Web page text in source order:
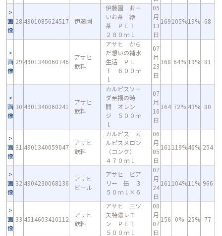
画
像
28 4901085624517 伊藤園
伊藤園 おー
いお茶 緑
茶 ＰＥＴ
２８０ｍｌ
05
月
13
日
169105%19% 68
画
像
29 4901340060746
アサヒ
飲料
アサヒ から
だ想いの補水
生活 ＰＥ
Ｔ ６００ｍ
ｌ
07
月
23
日
168 64% 19% 81
画
像
30 4901340060241
アサヒ
飲料
カルピスソー
ダ至福の時
間 オレン
ジ ５００ｍ
ｌ
07
月
16
日
164 72% 43% 80
画
像
31 4901340059047
アサヒ
飲料
カルピス カ
ルピスメロン
（コンク）
４７０ｍｌ
06
月
05
日
161 119%46% 254
画
像
32 4904230068136
アサヒ
ビール
アサヒ ビア
リー 缶 ３
５０ｍｌ×６
07
月
24
日
161 104%11% 966
画
像
33 4514603410112
アサヒ
飲料
アサヒ 三ツ
矢特濃レモ
ン ＰＥＴ
５００ｍｌ
08
月
07
日
156 0% 25% 77